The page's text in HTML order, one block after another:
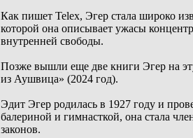
Как пишет Telex, Эгер стала широко
которой она описывает ужасы
внутренней свободы.
Позже вышли еще две книги Эгер на
из Аушвица» (2024 год).
Эдит Эгер родилась в 1927 году и
балериной и гимнасткой, она стала
законов.